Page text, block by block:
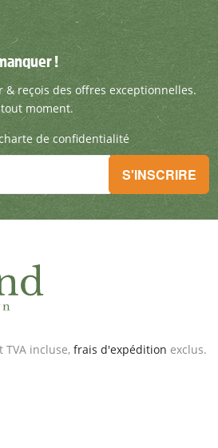
!
& reçois des offres
!
reçois des offres exceptionnelles.
moment.
de confidentialité
!
& reçois des offres exceptionnelles.
S'INSCRIRE
incluse, frais d'expédition exclus.